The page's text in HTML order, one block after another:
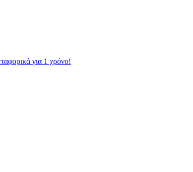
για 1 χρόνο!